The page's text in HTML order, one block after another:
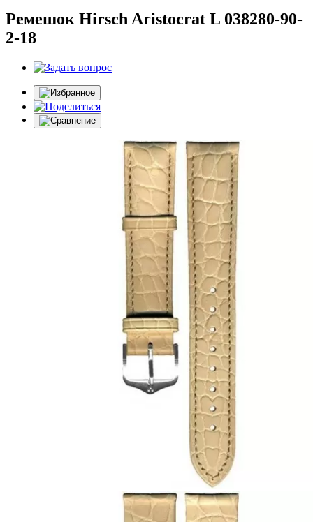
Ремешок Hirsch Aristocrat L 038280-90-
2-18